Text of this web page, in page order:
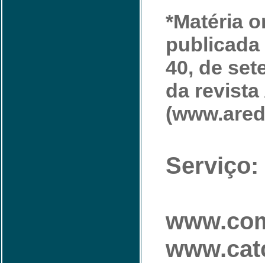
*Matéria
publicada
40, de
da revista
Serviço: